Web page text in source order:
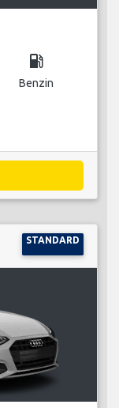
local_gas_station
Benzin
STANDARD